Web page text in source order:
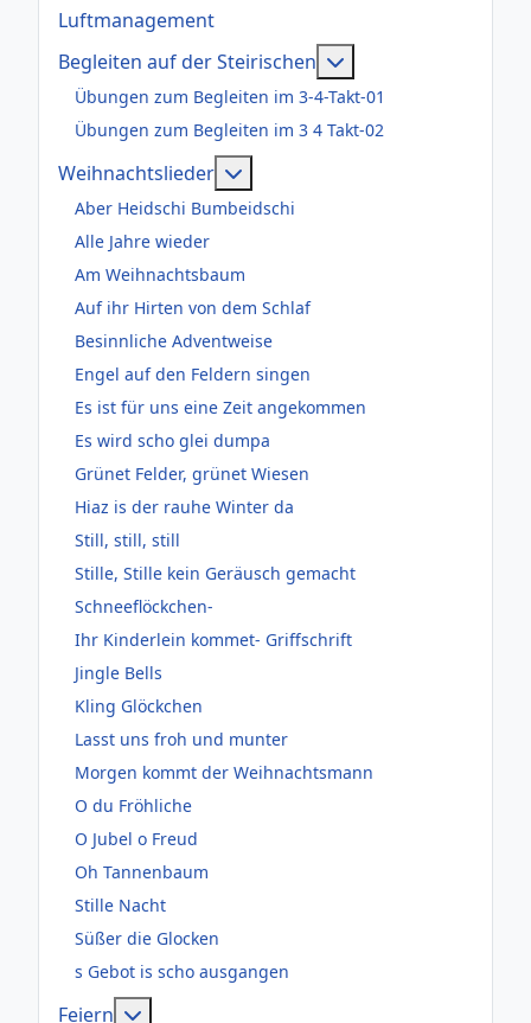
Luftmanagement
Begleiten auf der Steirischen
Übungen zum Begleiten im 3-4-Takt-01
Übungen zum Begleiten im 3 4 Takt-02
Weihnachtslieder
Aber Heidschi Bumbeidschi
Alle Jahre wieder
Am Weihnachtsbaum
Auf ihr Hirten von dem Schlaf
Besinnliche Adventweise
Engel auf den Feldern singen
Es ist für uns eine Zeit angekommen
Es wird scho glei dumpa
Grünet Felder, grünet Wiesen
Hiaz is der rauhe Winter da
Still, still, still
Stille, Stille kein Geräusch gemacht
Schneeflöckchen-
Ihr Kinderlein kommet- Griffschrift
Jingle Bells
Kling Glöckchen
Lasst uns froh und munter
Morgen kommt der Weihnachtsmann
O du Fröhliche
O Jubel o Freud
Oh Tannenbaum
Stille Nacht
Süßer die Glocken
s Gebot is scho ausgangen
Feiern